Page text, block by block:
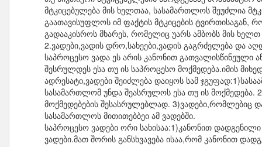
მტკიცებულება მის ხელთაა, სასამართლოს შეუძლია
გაათავისუფლოს იმ ფაქტის მტკიცების ტვირთისაგან,
გადააკისროს მხარეს, რომელიც უარს ამბობს მის
2.ვადები,ვადის დრო,სახეები,ვადის გაგრძელება და
საპროცესო ვადა ეს არის კანონით
შესრულდეს ესა თუ ის საპროცესო მოქმედება.იმის
ადრესატი,ვადები შეიძლება დაიყოს სამ
სასამართლომ უნდა შეასრულოს ესა თუ ის მოქმედება.
მოქმედებების შესასრულებლად.
სასამართლოს მითითებბეი ამ ვადებში.
საპროცესო ვადები ორი სახისაა:1)კანონით
ვადები.მათ შორის განსხვავება ისაა,რომ კანონით